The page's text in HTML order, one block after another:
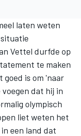
laten weten
Vettel durfde op
te maken
is om 'naar
dat hij in
olympisch
liet weten het
een land dat